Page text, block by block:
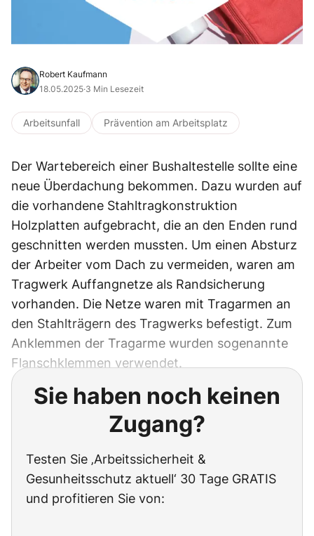
Robert Kaufmann
18.05.2025·3 Min Lesezeit
Arbeitsunfall Prävention am Arbeitsplatz
Der Wartebereich einer Bushaltestelle sollte eine
neue Überdachung bekommen. Dazu wurden auf
die vorhandene Stahltragkonstruktion
Holzplatten aufgebracht, die an den Enden rund
geschnitten werden mussten. Um einen Absturz
der Arbeiter vom Dach zu vermeiden, waren am
Tragwerk Auffangnetze als Randsicherung
vorhanden. Die Netze waren mit Tragarmen an
den Stahlträgern des Tragwerks befestigt. Zum
Anklemmen der Tragarme wurden sogenannte
Flanschklemmen verwendet.
Sie haben noch keinen
Zugang?
Testen Sie ‚Arbeitssicherheit &
Gesunheitsschutz aktuell‘ 30 Tage GRATIS
und profitieren Sie von: